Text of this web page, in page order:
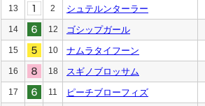
13 2 シュテルンターラー
14 12 ゴシップガール
15 10 ナムラタイフーン
16 18 スギノブロッサム
17 11 ピーチブローフィズ